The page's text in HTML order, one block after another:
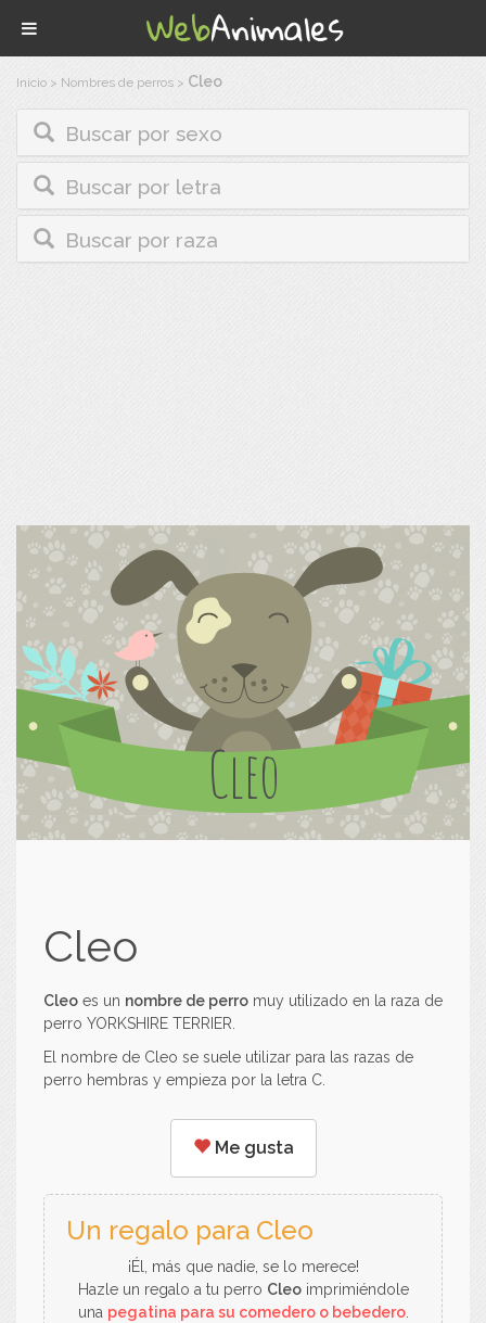
Inicio > Nombres de perros > Cleo
Buscar por sexo
Buscar por letra
Buscar por raza
Cleo
Cleo
Cleo es un nombre de perro muy utilizado en la raza de
perro YORKSHIRE TERRIER.
El nombre de Cleo se suele utilizar para las razas de
perro hembras y empieza por la letra C.
Me gusta
Un regalo para Cleo
¡Él, más que nadie, se lo merece!
Hazle un regalo a tu perro Cleoimprimiéndole
una pegatina para su comedero o bebedero.